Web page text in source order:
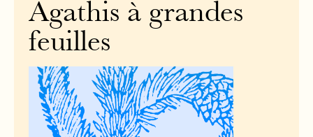
Agathis à grandes
feuilles